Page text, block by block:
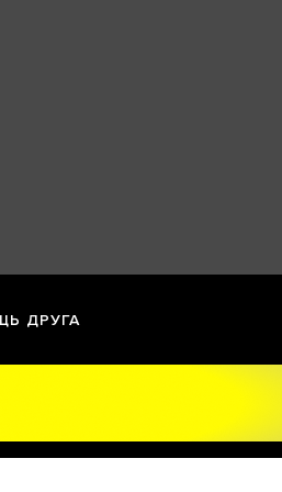
ДРУГА